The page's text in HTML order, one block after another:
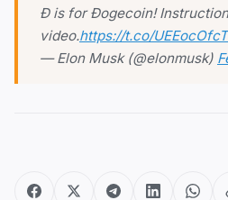
Ð is for Ðogecoin!
video.https://t.co/
— Elon Musk (@elonmusk)